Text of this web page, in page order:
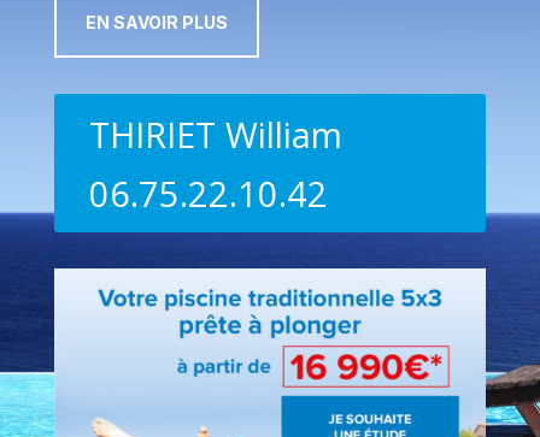
EN SAVOIR PLUS
THIRIET William
06.75.22.10.42